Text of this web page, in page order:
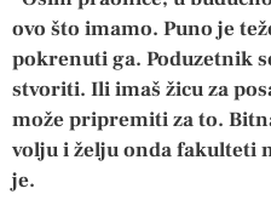
ovo što imamo. Puno je
pokrenuti ga. Poduzetnik
stvoriti. Ili imaš žicu za
može pripremiti za to.
volju i želju onda fakulteti
je.